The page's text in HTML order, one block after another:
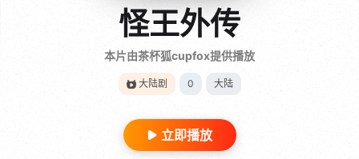
怪王外传
本片由茶杯狐cupfox提供播放
大陆剧 0 大陆
立即播放